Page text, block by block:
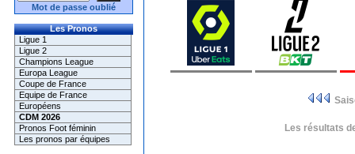
Mot de passe oublié
Les Pronos
Ligue 1
Ligue 2
Champions League
Europa League
Coupe de France
Equipe de France
Européens
CDM 2026
Pronos Foot féminin
Les pronos par équipes
Les résultats